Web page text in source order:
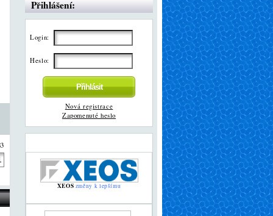
Přihlášení:
Login:
Heslo:
Nová registrace
Zapomenuté heslo
XEOS změny k lepšímu